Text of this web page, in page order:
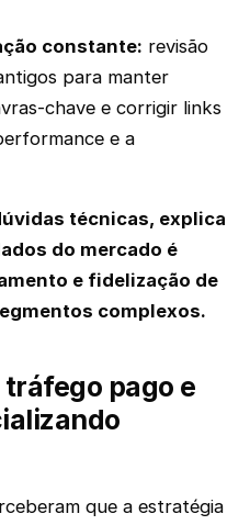
constante: revisão
para manter
chave e corrigir links
e a
técnicas, explica
do mercado é
e fidelização de
complexos.
pago e
que a estratégia